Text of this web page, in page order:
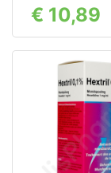
€ 10,89